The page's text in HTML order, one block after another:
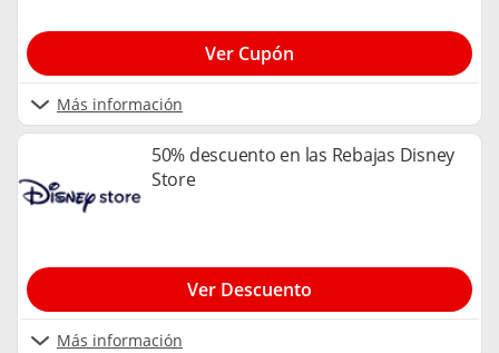
Más información
Ver Cupón
50% descuento en las Rebajas Disney
Store
Más información
Ver Descuento